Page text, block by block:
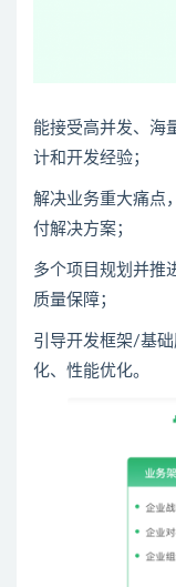
能接受高并发、海
计和开发经验；
解决业务重大痛点
付解决方案；
多个项目规划并推
质量保障；
引导开发框架/基
化、性能优化。